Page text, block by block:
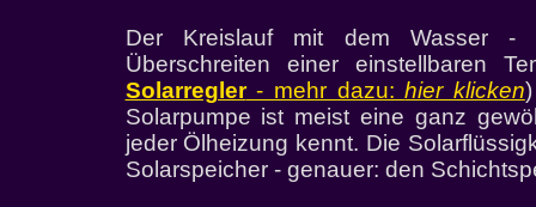
Der Kreislauf mit dem Wasser -
Überschreiten einer einstellbaren
Solarregler- mehr dazu:hier klicken
Solarpumpe ist meist eine ganz
jeder Ölheizung kennt. Die
Solarspeicher - genauer: den